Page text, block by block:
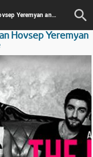
November 24 Karina Arustamyan Hovsep Yeremyan and The Band at Arevik Lounge
Hovsep Yeremyan